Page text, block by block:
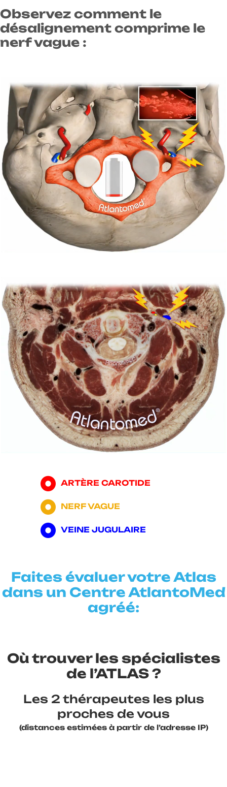
Observez comment le
désalignement comprime le
nerf vague :
ARTÈRE CAROTIDE
NERF VAGUE
VEINE JUGULAIRE
Faites évaluer votre Atlas
dans un Centre AtlantoMed
agréé:
Où trouver les spécialistes
de l’ATLAS ?
Les 2 thérapeutes les plus
proches de vous
(distances estimées à partir de l’adresse IP)